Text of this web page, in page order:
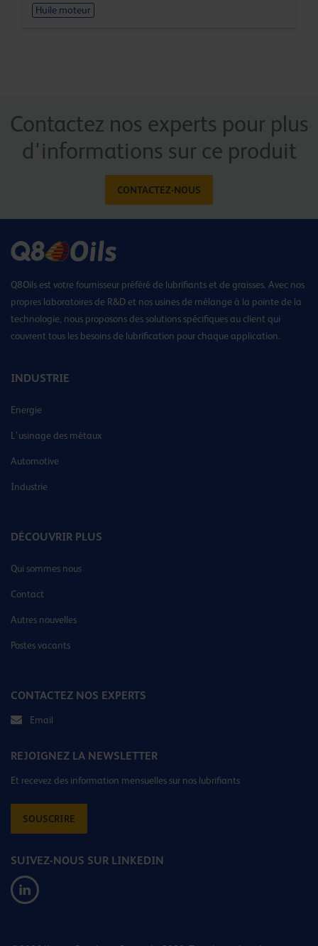
Huile moteur
Contactez nos experts pour plus
d'informations sur ce produit
CONTACTEZ-NOUS
Q8Oils est votre fournisseur préféré de lubrifiants et de graisses. Avec nos
propres laboratoires de R&D et nos usines de mélange à la pointe de la
technologie, nous proposons des solutions spécifiques au client qui
couvrent tous les besoins de lubrification pour chaque application.
INDUSTRIE
Energie
L’usinage des métaux
Automotive
Industrie
DÉCOUVRIR PLUS
Qui sommes nous
Contact
Autres nouvelles
Postes vacants
CONTACTEZ NOS EXPERTS
Email
REJOIGNEZ LA NEWSLETTER
Et recevez des information mensuelles sur nos lubrifiants
SOUSCRIRE
SUIVEZ-NOUS SUR LINKEDIN